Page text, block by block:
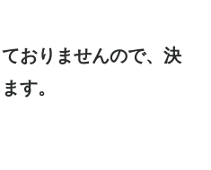
おりませんので、決
す。